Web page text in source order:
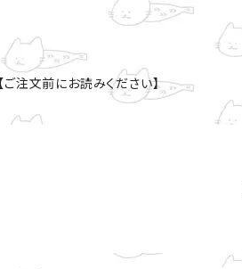
【ご注文前にお読みください】